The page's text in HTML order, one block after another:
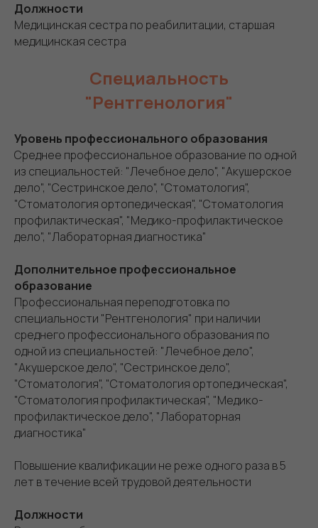
Должности
Медицинская сестра по реабилитации, старшая
медицинская сестра
Специальность
"Рентгенология"
Уровень профессионального образования
Среднее профессиональное образование по одной
из специальностей: "Лечебное дело", "Акушерское
дело", "Сестринское дело", "Стоматология",
"Стоматология ортопедическая", "Стоматология
профилактическая", "Медико-профилактическое
дело", "Лабораторная диагностика"
Дополнительное профессиональное
образование
Профессиональная переподготовка по
специальности "Рентгенология" при наличии
среднего профессионального образования по
одной из специальностей: "Лечебное дело",
"Акушерское дело", "Сестринское дело",
"Стоматология", "Стоматология ортопедическая",
"Стоматология профилактическая", "Медико-
профилактическое дело", "Лабораторная
диагностика"
Повышение квалификации не реже одного раза в 5
лет в течение всей трудовой деятельности
Должности